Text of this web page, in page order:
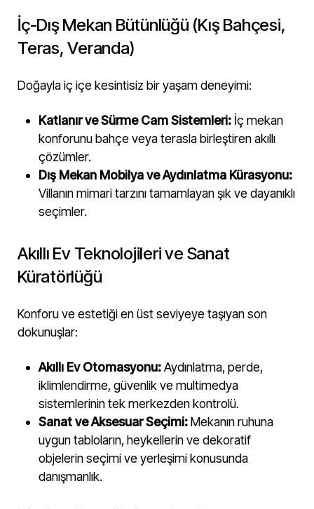
İç-Dış Mekan Bütünlüğü (Kış Bahçesi,
Teras, Veranda)
Doğayla iç içe kesintisiz bir yaşam deneyimi:
Katlanır ve Sürme Cam Sistemleri: İç mekan
konforunu bahçe veya terasla birleştiren akıllı
çözümler.
Dış Mekan Mobilya ve Aydınlatma Kürasyonu:
Villanın mimari tarzını tamamlayan şık ve dayanıklı
seçimler.
Akıllı Ev Teknolojileri ve Sanat
Küratörlüğü
Konforu ve estetiği en üst seviyeye taşıyan son
dokunuşlar:
Akıllı Ev Otomasyonu:Aydınlatma, perde,
iklimlendirme, güvenlik ve multimedya
sistemlerinin tek merkezden kontrolü.
Sanat ve Aksesuar Seçimi:Mekanın ruhuna
uygun tabloların, heykellerin ve dekoratif
objelerin seçimi ve yerleşimi konusunda
danışmanlık.